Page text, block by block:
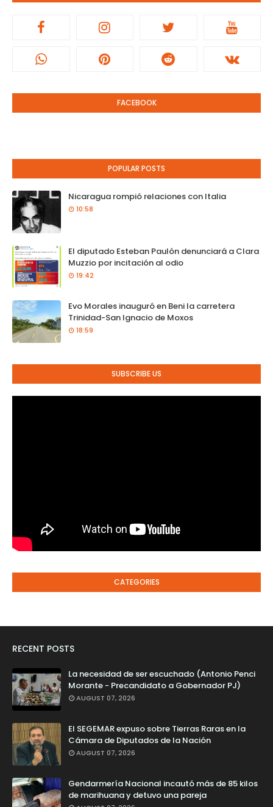
FACEBOOK
POPULAR POSTS
Nicaragua rompió relaciones con Italia
10:58
El diputado Esteban Paulón denunciará a Clara
Muzzio por incitación al odio
19:42
Evo Morales inauguró en Beni la carretera
Trinidad-San Ignacio de Moxos
18:59
SUBSCRIBE US
CATEGORIES
RECENT POSTS
La necesidad de ser escuchado (Antonio Penci
Morante - Precandidato a Gobernador PJ)
AUGUST 07, 2026
El SEGEMAR expuso sobre Tierras Raras en la
Cámara de Diputados de la Nación
AUGUST 07, 2026
Gendarmería Nacional incautó más de 85 kilos
de marihuana y detuvo una pareja